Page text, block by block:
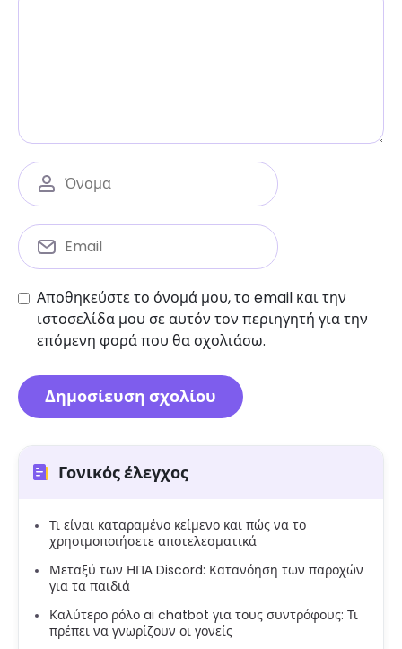
Αποθηκεύστε το όνομά μου, το email και την
ιστοσελίδα μου σε αυτόν τον περιηγητή για την
επόμενη φορά που θα σχολιάσω.
Γονικός έλεγχος
Τι είναι καταραμένο κείμενο και πώς να το
χρησιμοποιήσετε αποτελεσματικά
Μεταξύ των ΗΠΑ Discord: Κατανόηση των παροχών
για τα παιδιά
Καλύτερο ρόλο ai chatbot για τους συντρόφους: Τι
πρέπει να γνωρίζουν οι γονείς